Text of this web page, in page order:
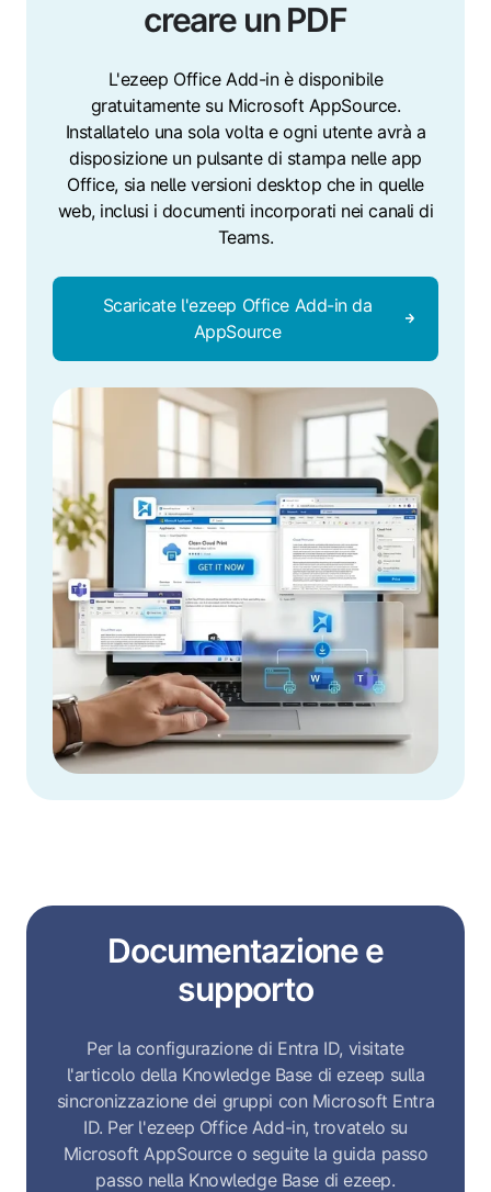
creare un PDF
L'ezeep Office Add-in è disponibile
gratuitamente su Microsoft AppSource.
Installatelo una sola volta e ogni utente avrà a
disposizione un pulsante di stampa nelle app
Office, sia nelle versioni desktop che in quelle
web, inclusi i documenti incorporati nei canali di
Teams.
Scaricate l'ezeep Office Add-in da
AppSource
Documentazione e
supporto
Per la configurazione di Entra ID, visitate
l'articolo della Knowledge Base di ezeep sulla
sincronizzazione dei gruppi con Microsoft Entra
ID. Per l'ezeep Office Add-in, trovatelo su
Microsoft AppSource o seguite la guida passo
passo nella Knowledge Base di ezeep.